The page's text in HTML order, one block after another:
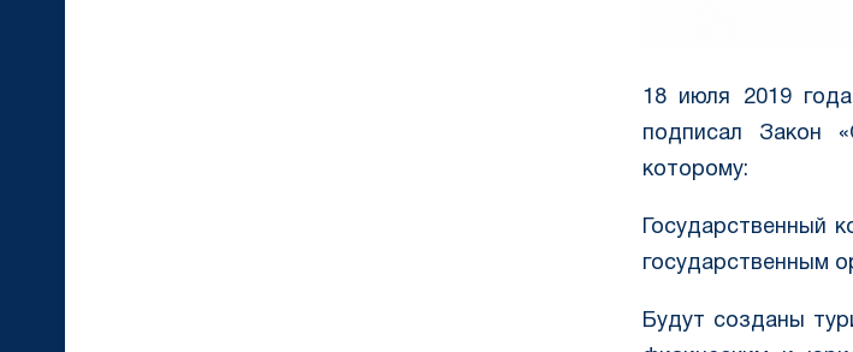
18 июля 2019
подписал Закон
которому:
Государственный
государственным
Будут созданы